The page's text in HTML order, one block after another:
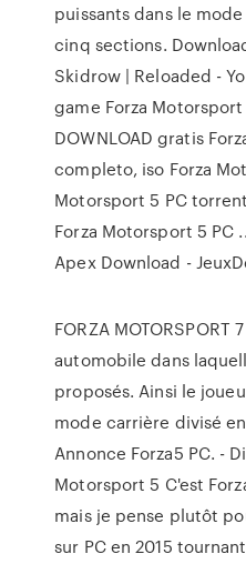
puissants dans le
cinq sections.
Skidrow | Reloaded -
game Forza Motorsport
DOWNLOAD gratis
completo, iso Forza
Motorsport 5 PC
Forza Motorsport 5 PC
Apex Download -
FORZA
automobile dans
proposés. Ainsi le
mode carrière divisé
Annonce Forza5 PC. -
Motorsport 5 C'est
mais je pense plutôt
sur PC en 2015